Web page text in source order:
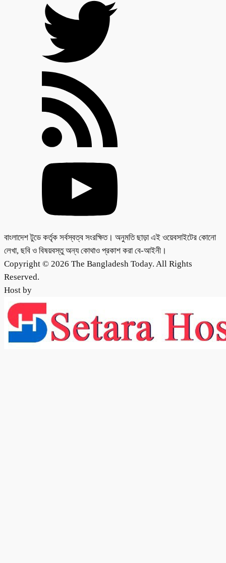
বাংলাদেশ টুডে কর্তৃক সর্বস্বত্ব সংরক্ষিত। অনুমতি ছাড়া এই ওয়েবসাইটের কোনো
লেখা, ছবি ও বিষয়বস্তু অন্য কোথাও প্রকাশ করা বে-আইনী।
Copyright © 2026 The Bangladesh Today. All Rights
Reserved.
Host by